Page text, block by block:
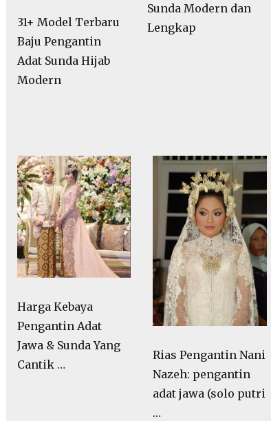
31+ Model Terbaru
Baju Pengantin
Adat Sunda Hijab
Modern
Sunda Modern dan
Lengkap
Harga Kebaya
Pengantin Adat
Jawa & Sunda Yang
Cantik …
Rias Pengantin Nani
Nazeh: pengantin
adat jawa (solo putri
…